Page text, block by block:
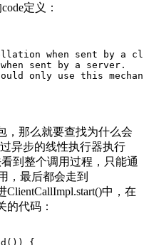
定义：
when sent by a
when sent by a server.
only use this
，那么就要查找为什么会
异步的线性执行器执行
到整个调用过程，只能通
，最后都会走到
ClientCallImpl.start()中，在
的代码：
{